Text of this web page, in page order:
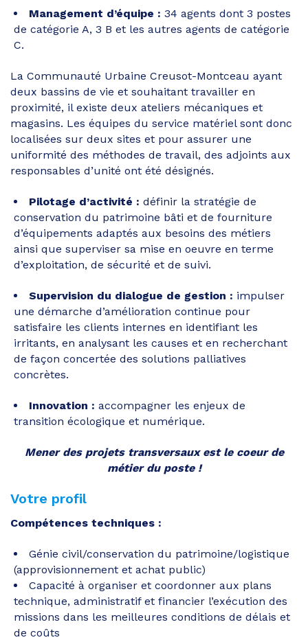
Management d’équipe : 34 agents dont 3 postes
de catégorie A, 3 B et les autres agents de catégorie
C.
La Communauté Urbaine Creusot-Montceau ayant
deux bassins de vie et souhaitant travailler en
proximité, il existe deux ateliers mécaniques et
magasins. Les équipes du service matériel sont donc
localisées sur deux sites et pour assurer une
uniformité des méthodes de travail, des adjoints aux
responsables d’unité ont été désignés.
Pilotage d’activité : définir la stratégie de
conservation du patrimoine bâti et de fourniture
d’équipements adaptés aux besoins des métiers
ainsi que superviser sa mise en oeuvre en terme
d’exploitation, de sécurité et de suivi.
Supervision du dialogue de gestion : impulser
une démarche d’amélioration continue pour
satisfaire les clients internes en identifiant les
irritants, en analysant les causes et en recherchant
de façon concertée des solutions palliatives
concrètes.
Innovation : accompagner les enjeux de
transition écologique et numérique.
Mener des projets transversaux est le coeur de
métier du poste !
Votre profil
Compétences techniques :
Génie civil/conservation du patrimoine/logistique
(approvisionnement et achat public)
Capacité à organiser et coordonner aux plans
technique, administratif et financier l’exécution des
missions dans les meilleures conditions de délais et
de coûts